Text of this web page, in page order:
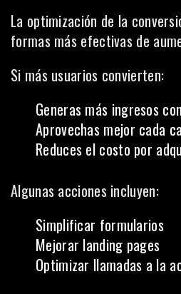
La optimización de la
formas más efectivas de
Si más usuarios convierten:
Generas más ingresos
Aprovechas mejor cada
Reduces el costo por
Algunas acciones incluyen:
Simplificar formularios
Mejorar landing pages
Optimizar llamadas a la